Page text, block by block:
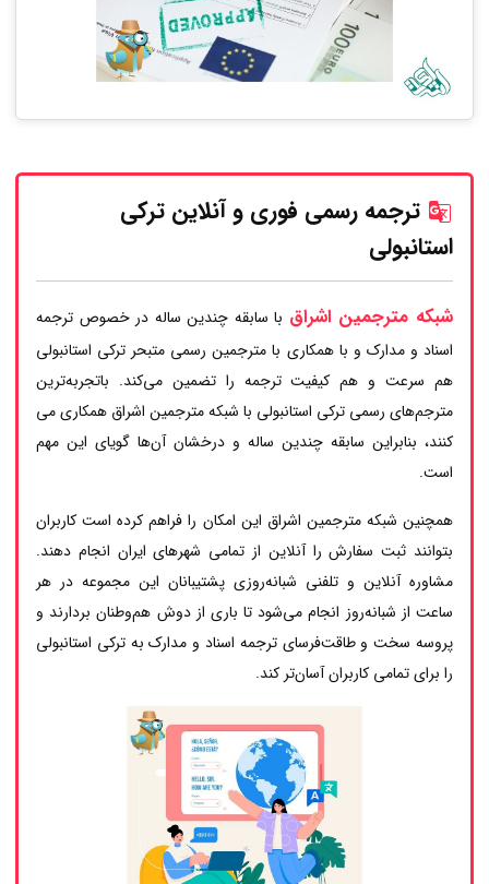
ترجمه رسمی فوری و آنلاین ترکی
استانبولی
شبکه مترجمین اشراق با سابقه چندین ساله در خصوص ترجمه
اسناد و مدارک و با همکاری با مترجمین رسمی متبحر ترکی استانبولی
هم سرعت و هم کیفیت ترجمه را تضمین می‌کند. باتجربه‌ترین
مترجم‌های رسمی ترکی استانبولی با شبکه مترجمین اشراق همکاری می
کنند، بنابراین سابقه چندین ساله و درخشان آن‌ها گویای این مهم
است.
همچنین شبکه مترجمین اشراق این امکان را فراهم کرده است کاربران
بتوانند ثبت سفارش را آنلاین از تمامی شهرهای ایران انجام دهند.
مشاوره آنلاین و تلفنی شبانه‌روزی پشتیبانان این مجموعه در هر
ساعت از شبانه‌روز انجام می‌شود تا باری از دوش هم‌وطنان بردارند و
پروسه سخت و طاقت‌فرسای ترجمه اسناد و مدارک به ترکی استانبولی
را برای تمامی کاربران آسان‌تر کند.